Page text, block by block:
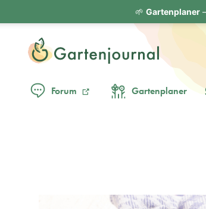
Forum Gartenplaner
🌱 Gartenplaner